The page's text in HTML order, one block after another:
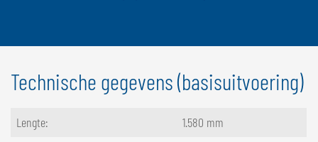
Technische gegevens (basisuitvoering)
Lengte:
1.580 mm